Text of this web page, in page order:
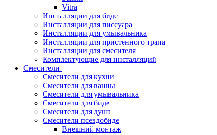
Vitra
Инсталляции для биде
Инсталляции для писсуара
Инсталляции для умывальника
Инсталляции для пристенного трапа
Инсталляции для смесителя
Комплектующие для инсталляций
Смесители
Смесители для кухни
Смесители для ванны
Смесители для умывальника
Смесители для биде
Смесители для душа
Смесители псевдобиде
Внешний монтаж